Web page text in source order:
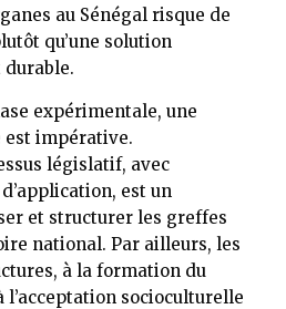
au Sénégal risque de
qu’une solution
durable.
expérimentale, une
impérative.
législatif, avec
est un
et structurer les greffes
national. Par ailleurs, les
à la formation du
socioculturelle